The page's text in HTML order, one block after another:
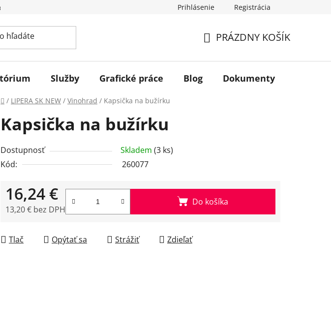
Prihlásenie Registrácia
KOŠÍK
PRÁZDNY KOŠÍK
Služby Grafické práce Blog Dokumenty
Domov
/ LIPERA SK NEW / Vinohrad / Kapsička na bužírku
Kapsička na bužírku
Dostupnosť Skladem (3 ks)
Kód:
260077
16,24 €
13,20 € bez DPH
Do košíka
Tlač Opýtať sa Strážiť Zdieľať